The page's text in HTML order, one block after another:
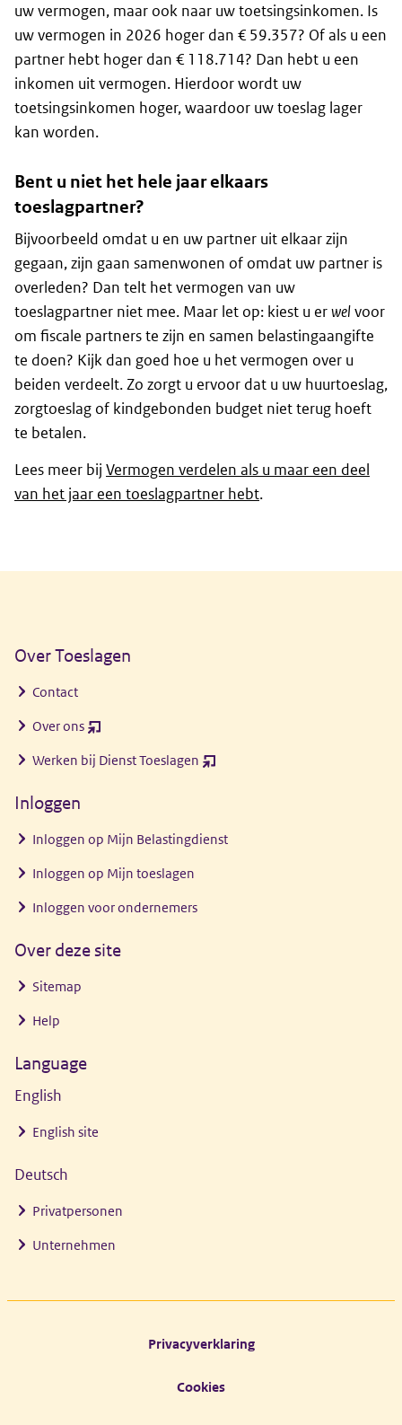
uw vermogen, maar ook naar uw toetsingsinkomen. Is
uw vermogen in 2026 hoger dan € 59.357? Of als u een
partner hebt hoger dan € 118.714? Dan hebt u een
inkomen uit vermogen. Hierdoor wordt uw
toetsingsinkomen hoger, waardoor uw toeslag lager
kan worden.
Bent u niet het hele jaar elkaars
toeslagpartner?
Bijvoorbeeld omdat u en uw partner uit elkaar zijn
gegaan, zijn gaan samenwonen of omdat uw partner is
overleden? Dan telt het vermogen van uw
toeslagpartner niet mee. Maar let op: kiest u erwelvoor
om fiscale partners te zijn en samen belastingaangifte
te doen? Kijk dan goed hoe u het vermogen over u
beiden verdeelt. Zo zorgt u ervoor dat u uw huurtoeslag,
zorgtoeslag of kindgebonden budget niet terug hoeft
te betalen.
Lees meer bij Vermogen verdelen als u maar een deel
van het jaar een toeslagpartner hebt.
Over Toeslagen
Contact
Over ons (opent
venster)
Werken bij Dienst Toeslagen (opent
Inloggen
Inloggen op Mijn Belastingdienst
Inloggen op Mijn toeslagen
Inloggen voor ondernemers
Over deze site
Sitemap
Help
Language
English
English site
Deutsch
Privatpersonen
Unternehmen
Privacyverklaring
Cookies